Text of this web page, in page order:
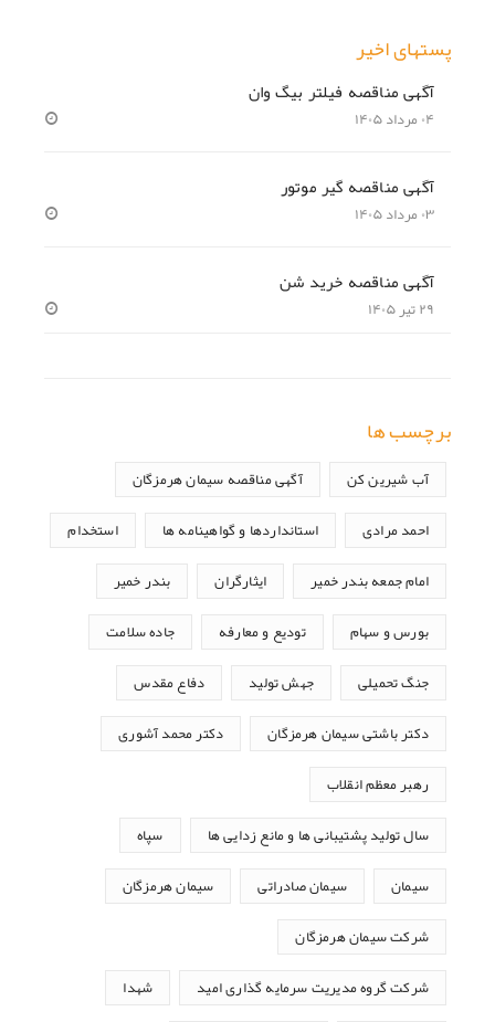
پستهای اخیر
آگهی مناقصه فیلتر بیگ وان
۰۴ مرداد ۱۴۰۵
آگهی مناقصه گیر موتور
۰۳ مرداد ۱۴۰۵
آگهی مناقصه خرید شن
۲۹ تیر ۱۴۰۵
برچسب ها
آب شیرین کن آگهی مناقصه سیمان هرمزگان
احمد مرادی استانداردها و گواهینامه ها استخدام
امام جمعه بندر خمیر ایثارگران بندر خمیر
بورس و سهام تودیع و معارفه جاده سلامت
جنگ تحمیلی جهش تولید دفاع مقدس
دکتر باشتی سیمان هرمزگان دکتر محمد آشوری
رهبر معظم انقلاب
سال تولید پشتیبانی ها و مانع زدایی ها سپاه
سیمان سیمان صادراتی سیمان هرمزگان
شرکت سیمان هرمزگان
شرکت گروه مدیریت سرمایه گذاری امید شهدا